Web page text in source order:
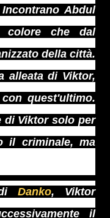
Abdul
colore che dal
della città.
alleata di Viktor,
quest'ultimo.
di Viktor solo per
il criminale, ma
Danko, Viktor
il